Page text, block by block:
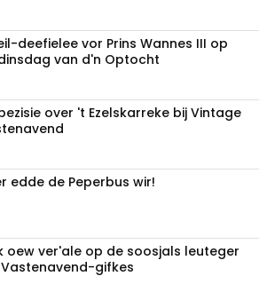
deefielee vor Prins Wannes III op
van d'n Optocht
over 't Ezelskarreke bij Vintage
edde de Peperbus wir!
oew ver'ale op de soosjals leuteger
gifkes